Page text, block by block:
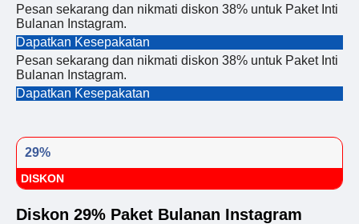
Pesan sekarang dan nikmati diskon 38% untuk Paket Inti
Bulanan Instagram.
Dapatkan Kesepakatan
Pesan sekarang dan nikmati diskon 38% untuk Paket Inti
Bulanan Instagram.
Dapatkan Kesepakatan
29%
DISKON
Diskon 29% Paket Bulanan Instagram